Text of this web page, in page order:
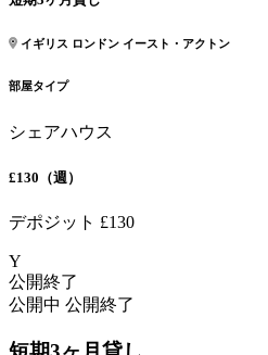
イギリス ロンドン イースト・アクトン
部屋タイプ
シェアハウス
£130（週）
デポジット £130
Y
公開終了
公開中 公開終了